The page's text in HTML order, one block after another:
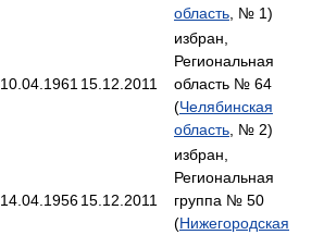
область , № 1)
10.04.1961 15.12.2011
избран,
Региональная
область № 64
(Челябинская
область , № 2)
14.04.195615.12.2011
избран,
Региональная
группа № 50
(Нижегородская